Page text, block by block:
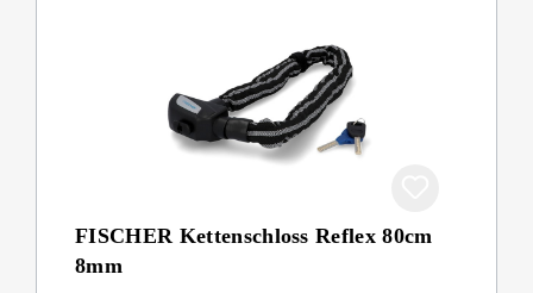
FISCHER Kettenschloss Reflex 80cm
8mm